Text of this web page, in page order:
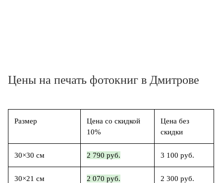
Цены на печать фотокниг в Дмитрове
Размер
Цена со скидкой
10%
Цена без
скидки
30×30 см 2 790 руб. 3 100 руб.
30×21 см 2 070 руб. 2 300 руб.